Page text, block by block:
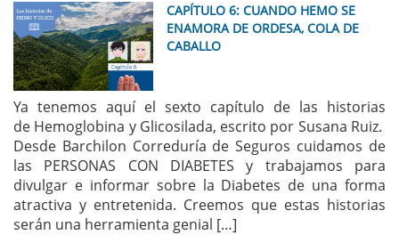
CAPÍTULO 6: CUANDO HEMO SE
ENAMORA DE ORDESA, COLA DE
CABALLO
Ya tenemos aquí el sexto capítulo de las historias
de Hemoglobina y Glicosilada, escrito por Susana Ruiz.
Desde Barchilon Correduría de Seguros cuidamos de
las PERSONAS CON DIABETES y trabajamos para
divulgar e informar sobre la Diabetes de una forma
atractiva y entretenida. Creemos que estas historias
serán una herramienta genial […]